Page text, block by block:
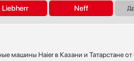
Liebherr Neff
машины Haier в Казани и Татарстане